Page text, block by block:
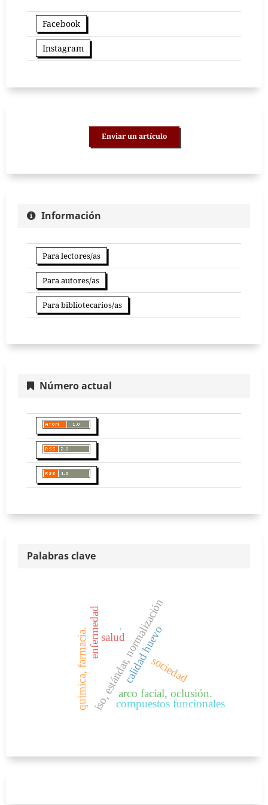
Facebook
Instagram
Enviar un artículo
Información
Para lectores/as
Para autores/as
Para bibliotecarios/as
Número actual
Palabras clave
iso, estándar, normalización
salud
enfermedad
sociedad
arco facial, oclusión.
química, farmacia.
.calidad huevo
compuestos funcionales